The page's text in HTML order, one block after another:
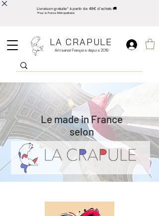
Livraison gratuite* à partir de 49€ d'achats 🚚
*Pour la France Métropolitaine
LA CRAPULE
Artisanat Français depuis 2019
Le made in France
selon